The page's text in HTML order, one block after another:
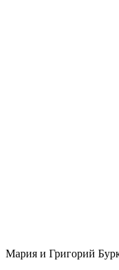
Мария и Григорий